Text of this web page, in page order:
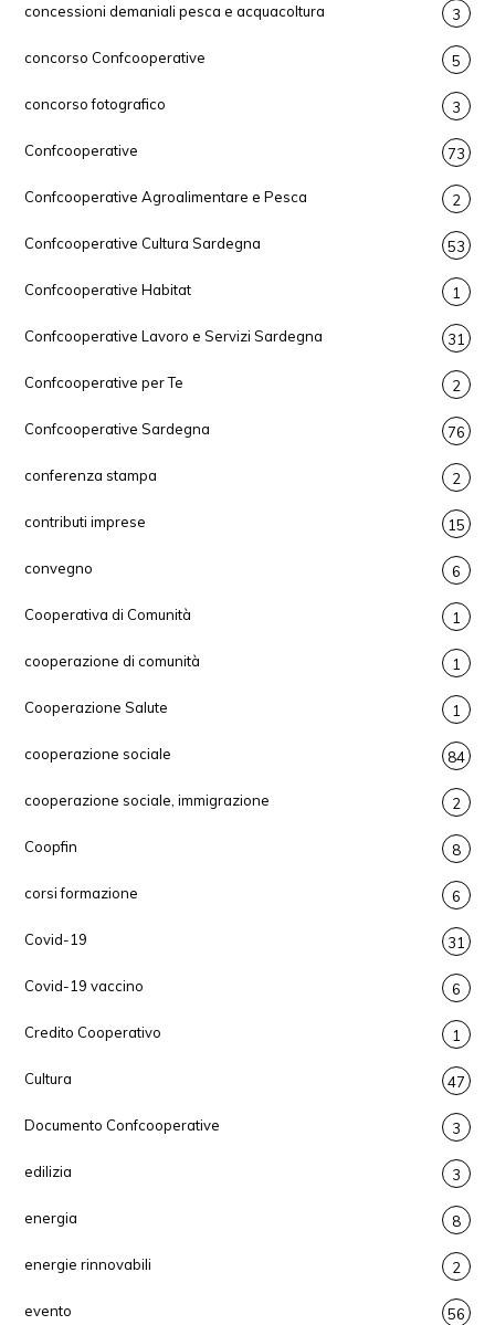
concessioni demaniali pesca e acquacoltura 3
concorso Confcooperative 5
concorso fotografico 3
Confcooperative 73
Confcooperative Agroalimentare e Pesca 2
Confcooperative Cultura Sardegna 53
Confcooperative Habitat 1
Confcooperative Lavoro e Servizi Sardegna 31
Confcooperative per Te 2
Confcooperative Sardegna 76
conferenza stampa 2
contributi imprese 15
convegno 6
Cooperativa di Comunità 1
cooperazione di comunità 1
Cooperazione Salute 1
cooperazione sociale 84
cooperazione sociale, immigrazione 2
Coopfin 8
corsi formazione 6
Covid-19 31
Covid-19 vaccino 6
Credito Cooperativo 1
Cultura 47
Documento Confcooperative 3
edilizia 3
energia 8
energie rinnovabili 2
evento 56